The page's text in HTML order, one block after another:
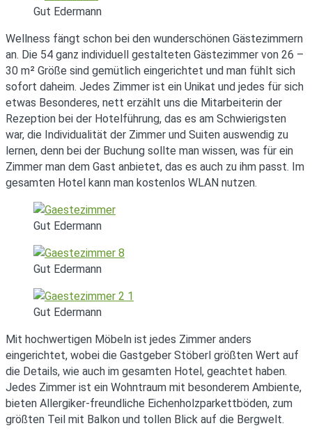
Gut Edermann
Wellness fängt schon bei den wunderschönen Gästezimmern
an. Die 54 ganz individuell gestalteten Gästezimmer von 26 –
30 m² Größe sind gemütlich eingerichtet und man fühlt sich
sofort daheim. Jedes Zimmer ist ein Unikat und jedes für sich
etwas Besonderes, nett erzählt uns die Mitarbeiterin der
Rezeption bei der Hotelführung, das es am Schwierigsten
war, die Individualität der Zimmer und Suiten auswendig zu
lernen, denn bei der Buchung sollte man wissen, was für ein
Zimmer man dem Gast anbietet, das es auch zu ihm passt. Im
gesamten Hotel kann man kostenlos WLAN nutzen.
Gut Edermann
Gut Edermann
Gut Edermann
Mit hochwertigen Möbeln ist jedes Zimmer anders
eingerichtet, wobei die Gastgeber Stöberl größten Wert auf
die Details, wie auch im gesamten Hotel, geachtet haben.
Jedes Zimmer ist ein Wohntraum mit besonderem Ambiente,
bieten Allergiker-freundliche Eichenholzparkettböden, zum
größten Teil mit Balkon und tollen Blick auf die Bergwelt.